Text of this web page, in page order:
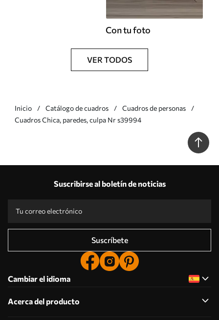
Con tu foto
VER TODOS
Inicio Catálogo de cuadros
Cuadros de personas
Cuadros Chica, paredes, culpa Nr s39994
Suscribirse al boletín de noticias
Suscríbete
Cambiar el idioma
Acerca del producto